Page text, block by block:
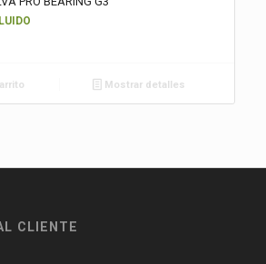
Mostrar detalles
CLIENTE